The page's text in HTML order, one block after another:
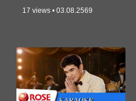
17 views • 03.08.2569